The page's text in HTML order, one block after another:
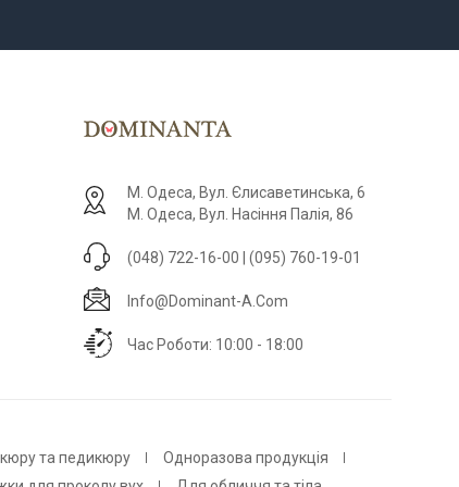
М. Одеса, Вул. Єлисаветинська, 6
М. Одеса, Вул. Насіння Палія, 86
(048) 722-16-00 | (095) 760-19-01
Info@dominant-A.com
Час Роботи: 10:00 - 18:00
та педикюру
Одноразова продукція